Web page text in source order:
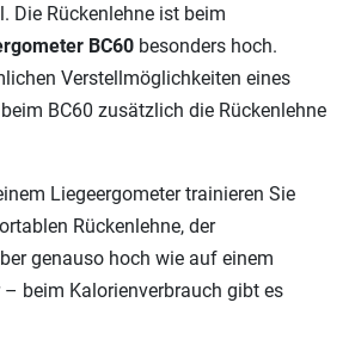
Die Rückenlehne ist beim
BC60 besonders hoch.
Verstellmöglichkeiten eines
BC60 zusätzlich die Rückenlehne
Liegeergometer trainieren Sie
Rückenlehne, der
genauso hoch wie auf einem
beim Kalorienverbrauch gibt es